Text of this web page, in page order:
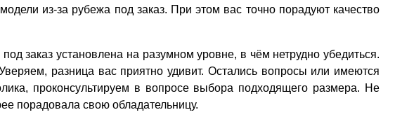
из-за рубежа под заказ. При этом вас точно порадуют качество
заказ установлена на разумном уровне, в чём нетрудно убедиться.
разница вас приятно удивит. Остались вопросы или имеются
проконсультируем в вопросе выбора подходящего размера. Не
порадовала свою обладательницу.